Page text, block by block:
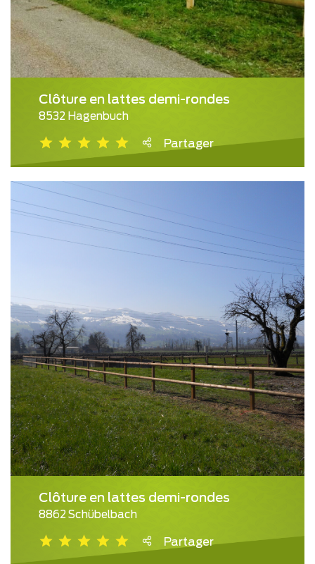
Clôture en lattes demi-rondes
8532 Hagenbuch
Partager
Clôture en lattes demi-rondes
8862 Schübelbach
Partager